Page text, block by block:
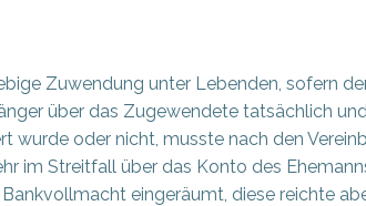
Zuwendung unter Lebenden, sofern
über das Zugewendete tatsächlich
oder nicht, musste nach den
im Streitfall über das Konto des
eingeräumt, diese reichte